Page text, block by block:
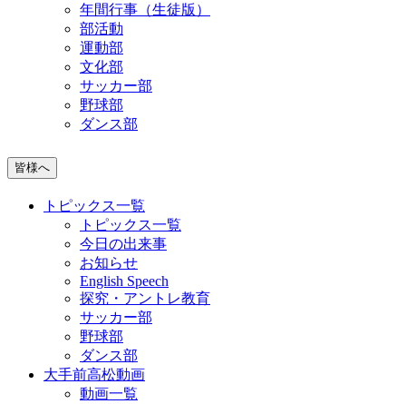
年間行事（生徒版）
部活動
運動部
文化部
サッカー部
野球部
ダンス部
皆様へ
トピックス一覧
トピックス一覧
今日の出来事
お知らせ
English Speech
探究・アントレ教育
サッカー部
野球部
ダンス部
大手前高松動画
動画一覧